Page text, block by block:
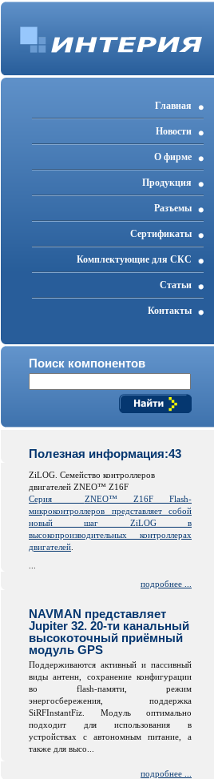
Главная
Новости
О фирме
Продукция
Разъемы
Cертификаты
Комплектующие для СКС
Статьи
Контакты
Поиск компонентов
Полезная информация:43
ZiLOG. Семейство контроллеров
двигателей ZNEO™ Z16F
Серия
ZNEO™ Z16F Flash-
микроконтроллеров представляет собой
новый шаг ZiLOG в
высокопроизводительных контроллерах
двигателей
подробнее ...
NAVMAN представляет
Jupiter 32. 20-ти канальный
высокоточный приёмный
модуль GPS
Поддерживаются активный и пассивный
виды антенн, сохранение конфигурации
во flash-памяти, режим
энергосбережения, поддержка
SiRFInstantFiz. Модуль оптимально
подходит для использования в
устройствах с автономным питание, а
также для высо...
подробнее ...